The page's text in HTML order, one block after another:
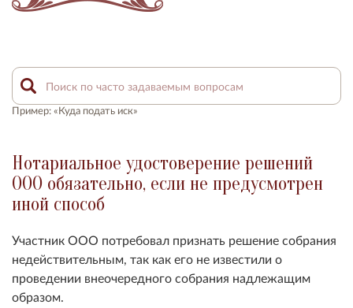
Пример: «Куда подать иск»
Нотариальное удостоверение решений
ООО обязательно, если не предусмотрен
иной способ
Участник ООО потребовал признать решение собрания
недействительным, так как его не известили о
проведении внеочередного собрания надлежащим
образом.